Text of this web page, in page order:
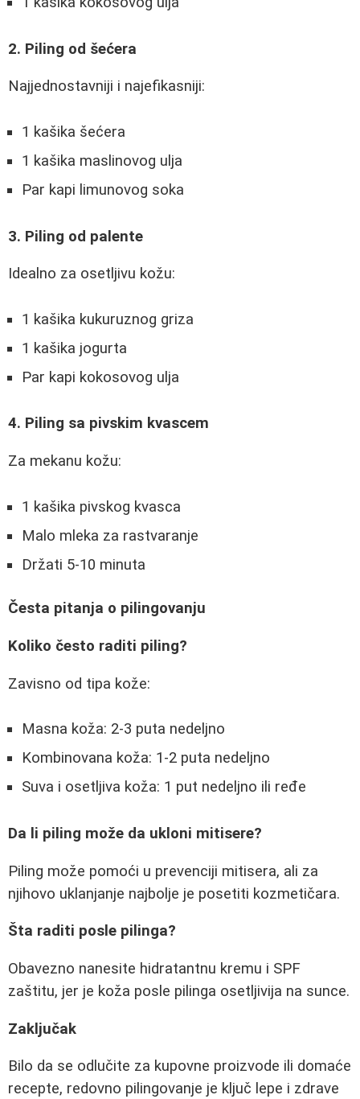
2. Piling od šećera
Najjednostavniji i najefikasniji:
1 kašika šećera
1 kašika maslinovog ulja
Par kapi limunovog soka
3. Piling od palente
Idealno za osetljivu kožu:
1 kašika kukuruznog griza
1 kašika jogurta
Par kapi kokosovog ulja
4. Piling sa pivskim kvascem
Za mekanu kožu:
1 kašika pivskog kvasca
Malo mleka za rastvaranje
Držati 5-10 minuta
Česta pitanja o pilingovanju
Koliko često raditi piling?
Zavisno od tipa kože:
Masna koža: 2-3 puta nedeljno
Kombinovana koža: 1-2 puta nedeljno
Suva i osetljiva koža: 1 put nedeljno ili ređe
Da li piling može da ukloni mitisere?
Piling može pomoći u prevenciji mitisera, ali za
njihovo uklanjanje najbolje je posetiti kozmetičara.
Šta raditi posle pilinga?
Obavezno nanesite hidratantnu kremu i SPF
zaštitu, jer je koža posle pilinga osetljivija na sunce.
Zaključak
Bilo da se odlučite za kupovne proizvode ili domaće
recepte, redovno pilingovanje je ključ lepe i zdrave